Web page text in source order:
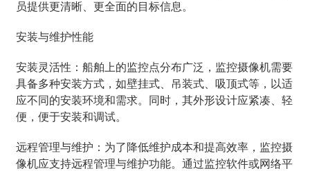
员提供更清晰、更全面的目标信息。
安装与维护性能
安装灵活性：船舶上的监控点分布广泛，监控摄像机需要
具备多种安装方式，如壁挂式、吊装式、吸顶式等，以适
应不同的安装环境和需求。同时，其外形设计应紧凑、轻
便，便于安装和调试。
远程管理与维护：为了降低维护成本和提高效率，监控摄
像机应支持远程管理与维护功能。通过监控软件或网络平